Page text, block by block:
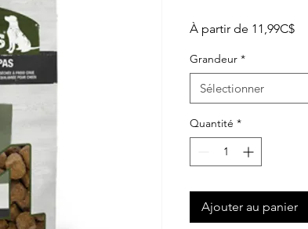
À partir de 11,99C$Prix
Grandeur *
Sélectionner
Quantité *
Ajouter au panier